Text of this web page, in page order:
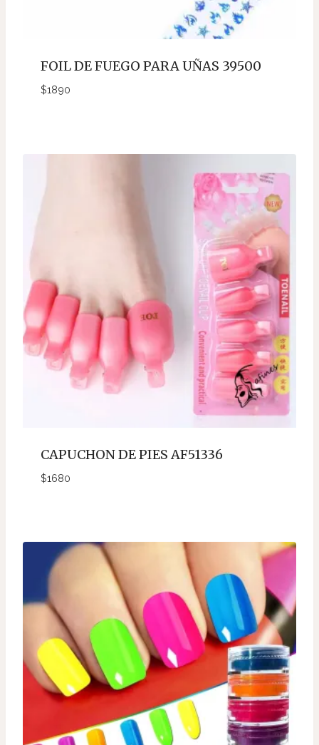
FOIL DE FUEGO PARA UÑAS 39500
$1890
CAPUCHON DE PIES AF51336
$1680